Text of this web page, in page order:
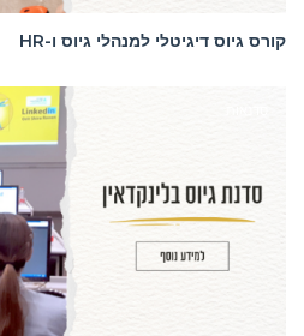
קורס גיוס דיגיטלי למנהלי גיוס ו-HR